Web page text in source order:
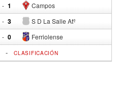
- Campos
1
- S D La Salle Atº
3
- Ferriolense
0
-CLASIFICACIÓN